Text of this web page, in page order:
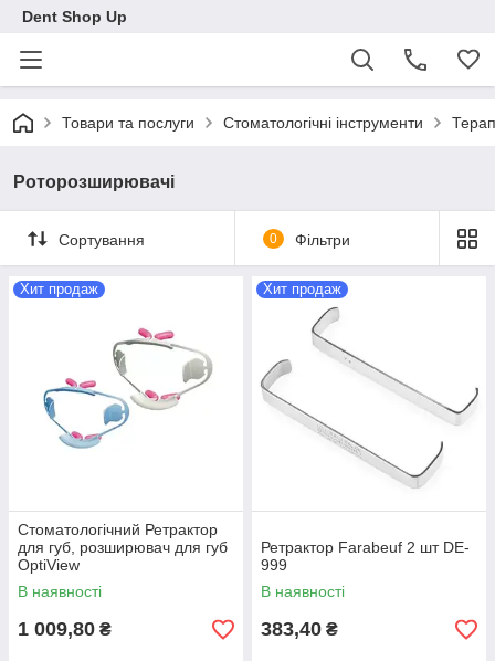
Dent Shop Up
Товари та послуги Стоматологічні інструменти
Роторозширювачі
Сортування 0 Фільтри
Хит продаж
Стоматологічний Ретрактор
для губ, розширювач для губ
OptiView
В наявності
1 009,80 ₴
Хит продаж
Ретрактор Farabeuf 2 шт DE-
999
В наявності
383,40 ₴